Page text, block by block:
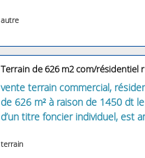
autre
Terrain de 626 m2 com/résidentiel
vente terrain commercial,
de 626 m² à raison de 1450 dt
d’un titre foncier individuel, est
terrain